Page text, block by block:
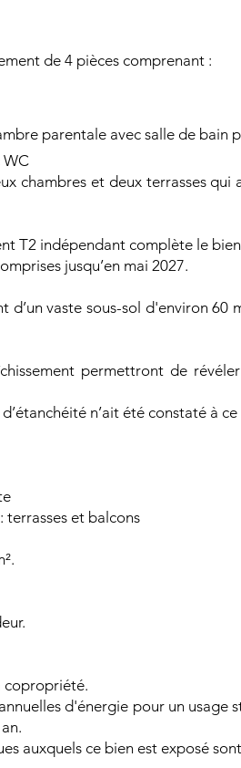
de 4 pièces comprenant :
parentale avec salle de bain
WC
chambres et deux terrasses
T2 indépendant complète le
jusqu’en mai 2027.
d’un vaste sous-sol d'environ
permettront de
n’ait été constaté à
terrasses et balcons
copropriété.
d'énergie pour un usage
auxquels ce bien est exposé